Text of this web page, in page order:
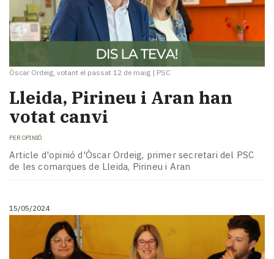
Òscar Ordeig, votant el passat 12 de maig | PSC
Lleida, Pirineu i Aran han
votat canvi
PER OPINIÓ
Article d'opinió d'Òscar Ordeig, primer secretari del PSC
de les comarques de Lleida, Pirineu i Aran
15/05/2024